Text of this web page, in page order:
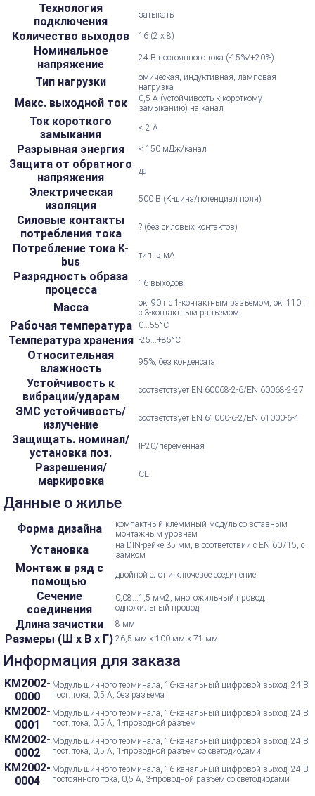
Технология
подключения
затыкать
Количество выходов 16 (2 х 8)
Номинальное
напряжение
24 В постоянного тока (-15%/+20%)
Тип нагрузки
омическая, индуктивная, ламповая
нагрузка
Макс. выходной ток
0,5 А (устойчивость к короткому
замыканию) на канал
Ток короткого
замыкания
< 2 А
Разрывная энергия < 150 мДж/канал
Защита от обратного
напряжения
да
Электрическая
изоляция
500 В (K-шина/потенциал поля)
Силовые контакты
потребления тока
? (без силовых контактов)
Потребление тока K-
bus
тип. 5 мА
Разрядность образа
процесса
16 выходов
Масса
ок. 90 г с 1-контактным разъемом, ок. 110 г
с 3-контактным разъемом
Рабочая температура 0...55°С
Температура хранения -25...+85°С
Относительная
влажность
95%, без конденсата
Устойчивость к
вибрации/ударам
соответствует EN 60068-2-6/EN 60068-2-27
ЭМС устойчивость/
излучение
соответствует EN 61000-6-2/EN 61000-6-4
Защищать. номинал/
установка поз.
IP20/переменная
Разрешения/
маркировка
CE
Данные о жилье
Форма дизайна
компактный клеммный модуль со вставным
монтажным уровнем
Установка
на DIN-рейке 35 мм, в соответствии с EN 60715, с
замком
Монтаж в ряд с
помощью
двойной слот и ключевое соединение
Сечение
соединения
0,08...1,5 мм2, многожильный провод,
одножильный провод
Длина зачистки 8 мм
Размеры (Ш х В х Г) 26,5 мм х 100 мм х 71 мм
Информация для заказа
КМ2002-
0000
Модуль шинного терминала, 16-канальный цифровой выход, 24 В
пост. тока, 0,5 А, без разъема
КМ2002-
0001
Модуль шинного терминала, 16-канальный цифровой выход, 24 В
пост. тока, 0,5 А, 1-проводной разъем
КМ2002-
0002
Модуль шинного терминала, 16-канальный цифровой выход, 24 В
пост. тока, 0,5 А, 1-проводной разъем со светодиодами
КМ2002-
0004
Модуль шинного терминала, 16-канальный цифровой выход, 24 В
постоянного тока, 0,5 А, 3-проводной разъем со светодиодами